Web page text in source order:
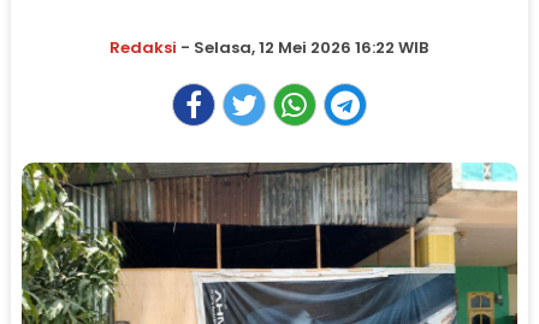
Redaksi - Selasa, 12 Mei 2026 16:22 WIB